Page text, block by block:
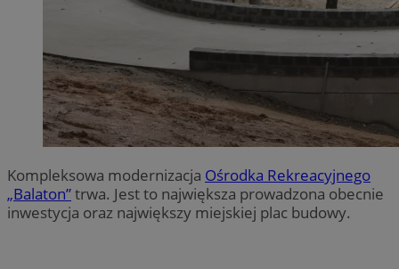
Kompleksowa modernizacja Ośrodka Rekreacyjnego
„Balaton”trwa. Jest to największa prowadzona obecnie
inwestycja oraz największy miejskiej plac budowy.